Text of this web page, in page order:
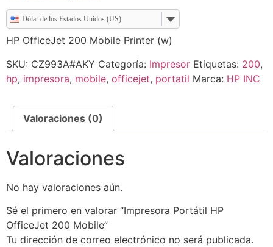
Dólar de los Estados Unidos (US)
HP OfficeJet 200 Mobile Printer (w)
SKU: CZ993A#AKY Categoría: Impresor Etiquetas: 200,
hp, impresora, mobile, officejet, portatil Marca: HP INC
Valoraciones (0)
Valoraciones
No hay valoraciones aún.
Sé el primero en valorar “Impresora Portátil HP
OfficeJet 200 Mobile”
Tu dirección de correo electrónico no será publicada.